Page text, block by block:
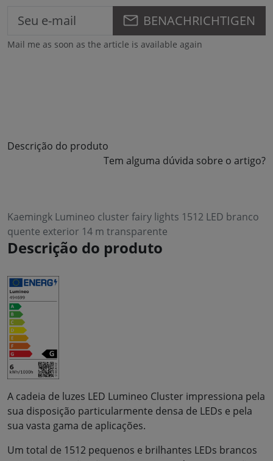
BENACHRICHTIGEN
Mail me as soon as the article is available again
Descrição do produto
Tem alguma dúvida sobre o artigo?
Kaemingk Lumineo cluster fairy lights 1512 LED branco
quente exterior 14 m transparente
Descrição do produto
A cadeia de luzes LED Lumineo Cluster impressiona pela
sua disposição particularmente densa de LEDs e pela
sua vasta gama de aplicações.
Um total de 1512 pequenos e brilhantes LEDs brancos